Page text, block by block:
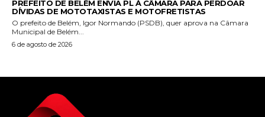
PREFEITO DE BELÉM ENVIA PL À CÂMARA PARA PERDOAR
DÍVIDAS DE MOTOTAXISTAS E MOTOFRETISTAS
O prefeito de Belém, Igor Normando (PSDB), quer aprova na Câmara
Municipal de Belém...
6 de agosto de 2026